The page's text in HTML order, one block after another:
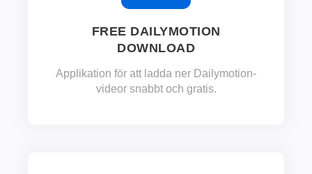
FREE DAILYMOTION
DOWNLOAD
Applikation för att ladda ner Dailymotion-
videor snabbt och gratis.